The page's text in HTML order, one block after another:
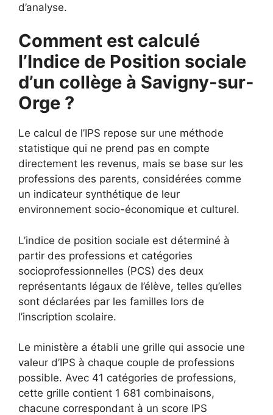
d’analyse.
Comment est calculé
l’Indice de Position sociale
d’un collège à Savigny-sur-
Orge ?
Le calcul de l’IPS repose sur une méthode
statistique qui ne prend pas en compte
directement les revenus, mais se base sur les
professions des parents, considérées comme
un indicateur synthétique de leur
environnement socio-économique et culturel.
L’indice de position sociale est déterminé à
partir des professions et catégories
socioprofessionnelles (PCS) des deux
représentants légaux de l’élève, telles qu’elles
sont déclarées par les familles lors de
l’inscription scolaire.
Le ministère a établi une grille qui associe une
valeur d’IPS à chaque couple de professions
possible. Avec 41 catégories de professions,
cette grille contient 1 681 combinaisons,
chacune correspondant à un score IPS